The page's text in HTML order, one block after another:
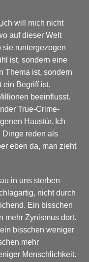
will mich nicht
auf dieser Welt
sie runtergezogen
ist, sondern eine
Thema ist, sondern
ein Begriff ist,
beeinflusst.
True-Crime-
Haustür. Ich
Dinge reden als
eben da, man zieht
in uns sterben
nicht durch
Ein bisschen
mehr Zynismus dort.
bisschen weniger
mehr
Menschlichkeit.